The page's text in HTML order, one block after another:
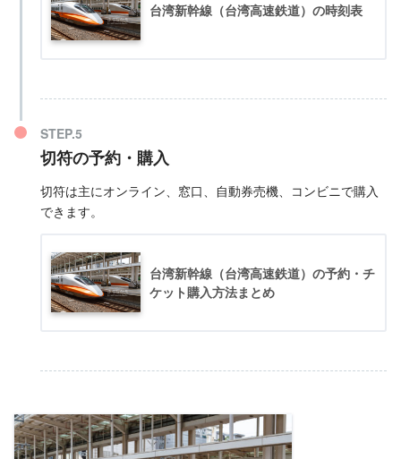
台湾新幹線（台湾高速鉄道）の時刻表
切符の予約・購入
切符は主にオンライン、窓口、自動券売機、コンビニで購入
できます。
台湾新幹線（台湾高速鉄道）の予約・チ
ケット購入方法まとめ